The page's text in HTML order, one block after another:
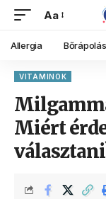
Aa
Allergia Bőrápolás
VITAMINOK
Miért